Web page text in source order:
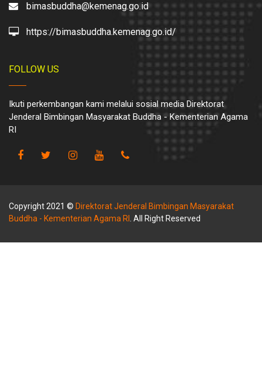
bimasbuddha@kemenag.go.id
https://bimasbuddha.kemenag.go.id/
FOLLOW US
Ikuti perkembangan kami melalui sosial media Direktorat
Jenderal Bimbingan Masyarakat Buddha - Kementerian Agama
RI
Copyright 2021 © Direktorat Jenderal Bimbingan Masyarakat
Buddha - Kementerian Agama RI . All Right Reserved